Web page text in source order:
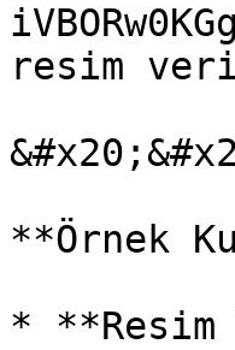
resim
**Örnek
*